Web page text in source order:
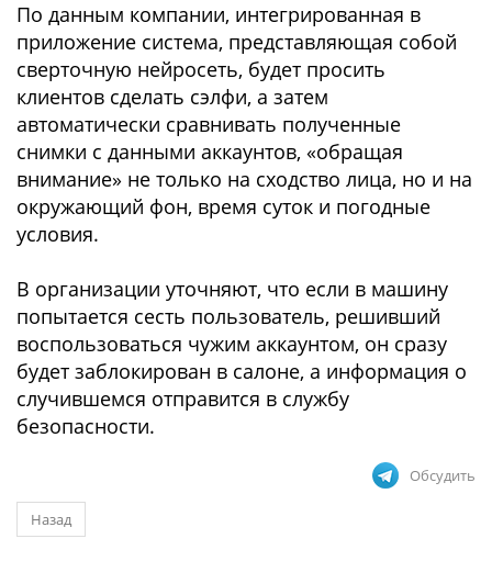
По данным компании, интегрированная в
приложение система, представляющая собой
сверточную нейросеть, будет просить
клиентов сделать сэлфи, а затем
автоматически сравнивать полученные
снимки с данными аккаунтов, «обращая
внимание» не только на сходство лица, но и на
окружающий фон, время суток и погодные
условия.
В организации уточняют, что если в машину
попытается сесть пользователь, решивший
воспользоваться чужим аккаунтом, он сразу
будет заблокирован в салоне, а информация о
случившемся отправится в службу
безопасности.
Обсудить
Назад